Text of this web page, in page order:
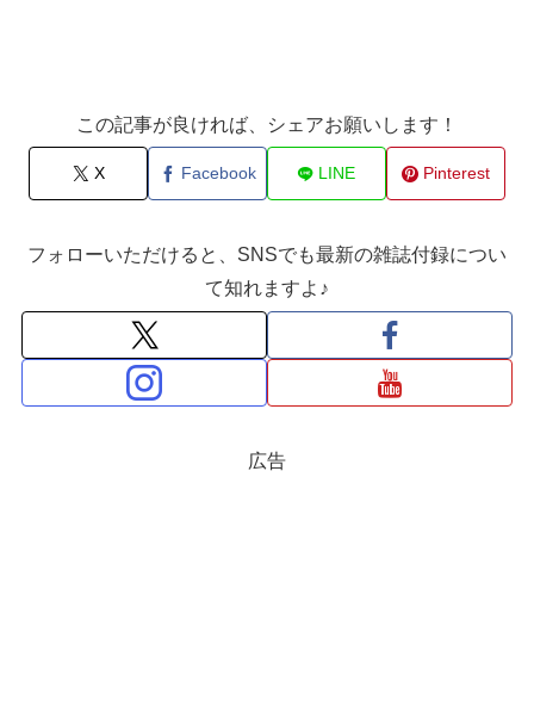
この記事が良ければ、シェアお願いします！
X Facebook LINE Pinterest
フォローいただけると、SNSでも最新の雑誌付録につい
て知れますよ♪
広告